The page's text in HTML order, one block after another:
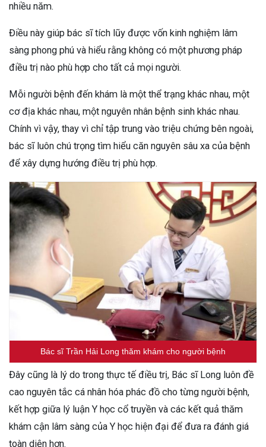
nhiều năm.
Điều này giúp bác sĩ tích lũy được vốn kinh nghiệm lâm
sàng phong phú và hiểu rằng không có một phương pháp
điều trị nào phù hợp cho tất cả mọi người.
Mỗi người bệnh đến khám là một thể trạng khác nhau, một
cơ địa khác nhau, một nguyên nhân bệnh sinh khác nhau.
Chính vì vậy, thay vì chỉ tập trung vào triệu chứng bên ngoài,
bác sĩ luôn chú trọng tìm hiểu căn nguyên sâu xa của bệnh
để xây dựng hướng điều trị phù hợp.
Bác sĩ Trần Hải Long thăm khám cho người bệnh
Đây cũng là lý do trong thực tế điều trị, Bác sĩ Long luôn đề
cao nguyên tắc cá nhân hóa phác đồ cho từng người bệnh,
kết hợp giữa lý luận Y học cổ truyền và các kết quả thăm
khám cận lâm sàng của Y học hiện đại để đưa ra đánh giá
toàn diện hơn.